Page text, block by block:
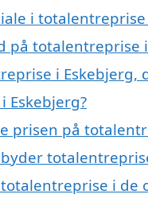
i
totalentreprise i
i Eskebjerg,
Eskebjerg?
prisen på
i de